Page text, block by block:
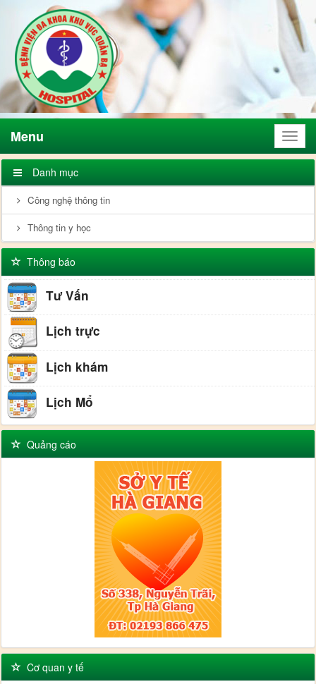
Menu
Menu
Danh mục
Công nghệ thông tin
Thông tin y học
Thông báo
Tư Vấn
Lịch trực
Lịch khám
Lịch Mổ
Quảng cáo
Cơ quan y tế